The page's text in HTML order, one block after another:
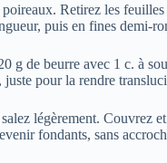
Retirez les
puis en fines demi-
g de beurre avec 1 c. à
pour la rendre
légèrement. Couvrez
fondants, sans